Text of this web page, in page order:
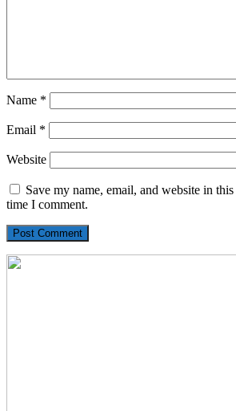
Name *
Email *
Website
Save my name, email, and website in
time I comment.